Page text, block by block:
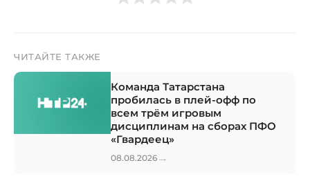
ЧИТАЙТЕ ТАКЖЕ
Команда Татарстана
пробилась в плей-офф по
всем трём игровым
дисциплинам на сборах ПФО
«Гвардеец»
08.08.2026 →